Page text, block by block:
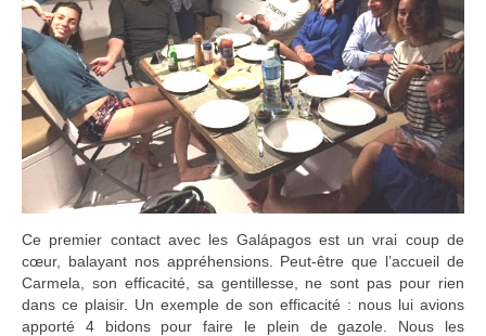
Ce premier contact avec les Galápagos est un vrai coup de
cœur, balayant nos appréhensions. Peut-être que l’accueil de
Carmela, son efficacité, sa gentillesse, ne sont pas pour rien
dans ce plaisir. Un exemple de son efficacité : nous lui avions
apporté 4 bidons pour faire le plein de gazole. Nous les